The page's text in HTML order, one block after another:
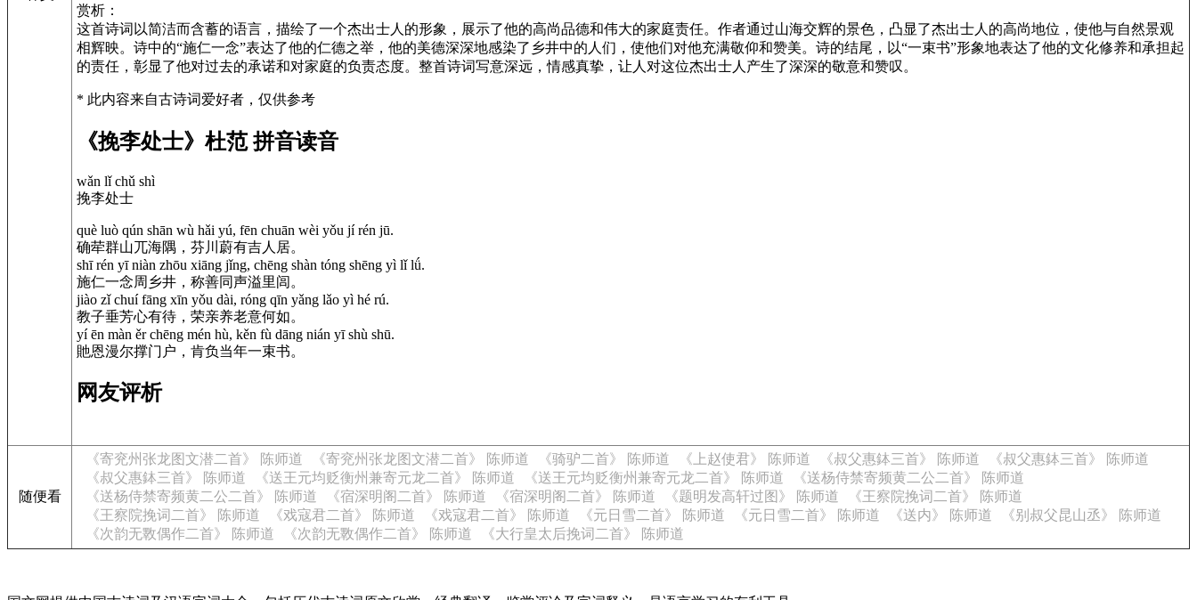
赏析：
这首诗词以简洁而含蓄的语言，描绘了一个杰出士人的形象，展示了他的高尚品德和伟大的家庭责任。作者通过山海交辉的景色，凸显了杰出士人的高尚地位，使他与自然景观
相辉映。诗中的“施仁一念”表达了他的仁德之举，他的美德深深地感染了乡井中的人们，使他们对他充满敬仰和赞美。诗的结尾，以“一束书”形象地表达了他的文化修养和承担起
的责任，彰显了他对过去的承诺和对家庭的负责态度。整首诗词写意深远，情感真挚，让人对这位杰出士人产生了深深的敬意和赞叹。
* 此内容来自古诗词爱好者，仅供参考
《挽李处士》杜范 拼音读音
wǎn lǐ chǔ shì
挽李处士
què luò qún shān wù hǎi yú, fēn chuān wèi yǒu jí rén jū.
确荦群山兀海隅，芬川蔚有吉人居。
shī rén yī niàn zhōu xiāng jǐng, chēng shàn tóng shēng yì lǐ lǘ.
施仁一念周乡井，称善同声溢里闾。
jiào zǐ chuí fāng xīn yǒu dài, róng qīn yǎng lǎo yì hé rú.
教子垂芳心有待，荣亲养老意何如。
yí ēn màn ěr chēng mén hù, kěn fù dāng nián yī shù shū.
貤恩漫尔撑门户，肯负当年一束书。
网友评析
随便看
《寄兖州张龙图文潜二首》 陈师道 《寄兖州张龙图文潜二首》 陈师道 《骑驴二首》 陈师道 《上赵使君》 陈师道 《叔父惠鉢三首》 陈师道
《叔父惠鉢三首》 陈师道
《叔父惠鉢三首》 陈师道
《送王元均贬衡州兼寄元龙二首》 陈师道 《送王元均贬衡州兼寄元龙二首》 陈师道
《送杨侍禁寄频黄二公二首》 陈师道
《送杨侍禁寄频黄二公二首》 陈师道
《宿深明阁二首》 陈师道 《宿深明阁二首》 陈师道 《题明发高轩过图》 陈师道
《王察院挽词二首》 陈师道
《王察院挽词二首》 陈师道
《戏寇君二首》 陈师道 《戏寇君二首》 陈师道 《元日雪二首》 陈师道 《元日雪二首》 陈师道 《送内》 陈师道
《别叔父昆山丞》 陈师道
《次韵无斁偶作二首》 陈师道
《次韵无斁偶作二首》 陈师道 《大行皇太后挽词二首》 陈师道